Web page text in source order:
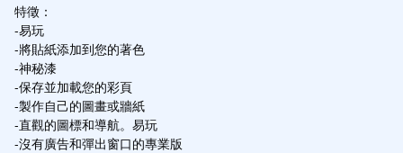
特徵：
-易玩
-將貼紙添加到您的著色
-神秘漆
-保存並加載您的彩頁
-製作自己的圖畫或牆紙
-直觀的圖標和導航。易玩
-沒有廣告和彈出窗口的專業版